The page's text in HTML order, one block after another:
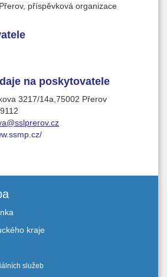
skutečných nákladů.
příspěvková organizace
na poskytovatele
3217/14a,75002 Přerov
kraje
služeb